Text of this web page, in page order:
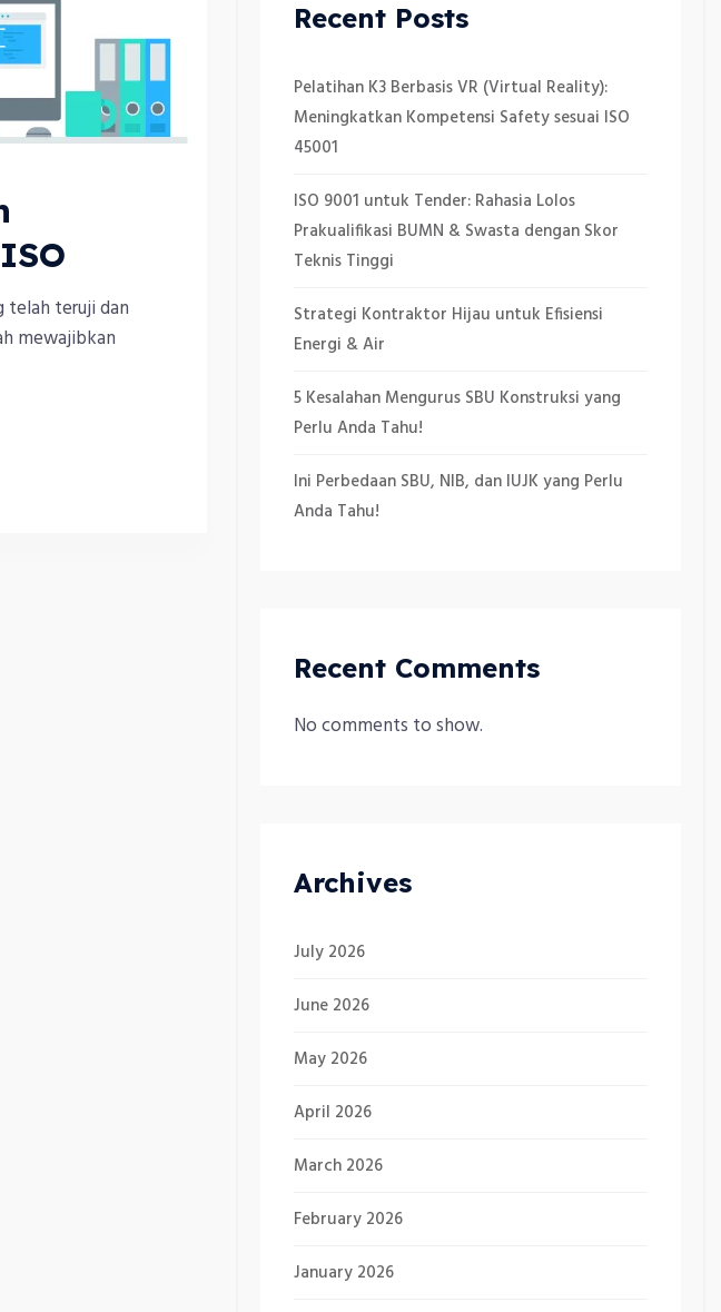
telah teruji dan
mewajibkan
Recent Posts
Pelatihan K3 Berbasis VR (Virtual Reality):
Meningkatkan Kompetensi Safety sesuai ISO
45001
ISO 9001 untuk Tender: Rahasia Lolos
Prakualifikasi BUMN & Swasta dengan Skor
Teknis Tinggi
Strategi Kontraktor Hijau untuk Efisiensi
Energi & Air
5 Kesalahan Mengurus SBU Konstruksi yang
Perlu Anda Tahu!
Ini Perbedaan SBU, NIB, dan IUJK yang Perlu
Anda Tahu!
Recent Comments
No comments to show.
Archives
July 2026
June 2026
May 2026
April 2026
March 2026
February 2026
January 2026